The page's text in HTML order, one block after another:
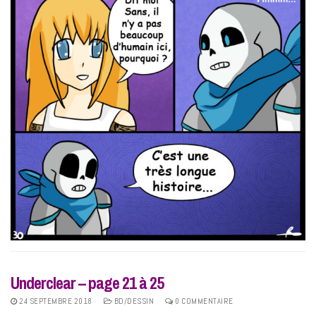
Underclear – page 21 à 25
24 SEPTEMBRE 2018 BD/DESSIN 0 COMMENTAIRE